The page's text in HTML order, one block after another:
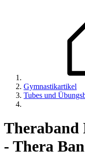
Gymnastikartikel
Tubes und
Theraband
- Thera